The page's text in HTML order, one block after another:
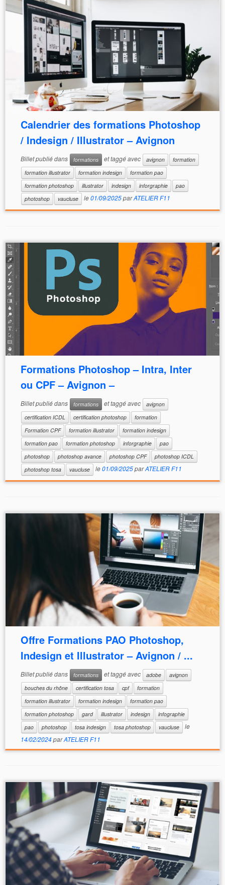
Calendrier des formations Photoshop
/ Indesign / Illustrator – Avignon
Billet publié dans formations et taggé avec avignon
formation
formation illustrator
formation indesign
formation pao
formation photoshop
illustrator indesign inforgraphie
pao
photoshop
vaucluse le01/09/2025parATELIER F11
Formations Photoshop – Intra, Inter
ou CPF – Avignon –
Billet publié dans formations et taggé avec
avignon
certification ICDL
certification photoshop
formation
Formation CPF
formation illustrator
formation indesign
formation pao
formation photoshop inforgraphie
pao
photoshop
photoshop avance photoshop CPF
photoshop ICDL
photoshop tosa
vaucluse le01/09/2025parATELIER F11
Offre Formations PAO Photoshop,
Indesign et Illustrator – Avignon / ...
Billet publié dans formations et taggé avec adobe
avignon
bouches du rhône
certification tosa cpf
formation
formation illustrator
formation indesign
formation pao
formation photoshop
gard illustrator indesign
infographie
pao
photoshop tosa indesign tosa photoshop vaucluse
le
14/02/2024parATELIER F11